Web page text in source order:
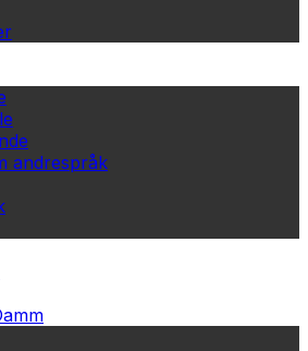
andrespråk